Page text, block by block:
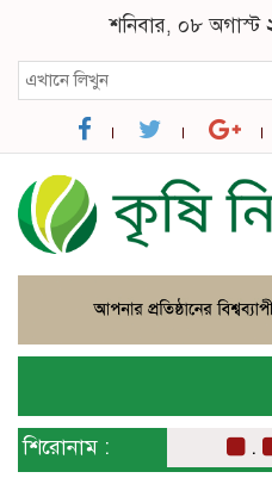
শনিবার, ০৮ অগাস্ট
শিরোনাম :